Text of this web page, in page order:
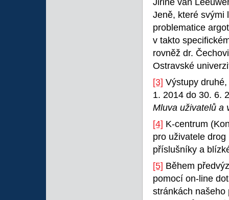
Jeně, které svými
problematice
v takto
rovněž dr.
Ostravské
[3] Výstupy
1. 2014 do 30. 6.
Mluva uživatelů a
[4] K-centrum
pro uživatele
příslušníky a
[5] Během
pomocí on-line
stránkách našeho